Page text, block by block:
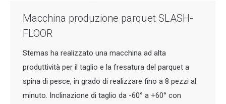
Macchina produzione parquet SLASH-
FLOOR
Stemas ha realizzato una macchina ad alta
produttività per il taglio e la fresatura del parquet a
spina di pesce, in grado di realizzare fino a 8 pezzi al
minuto. Inclinazione di taglio da -60° a +60° con